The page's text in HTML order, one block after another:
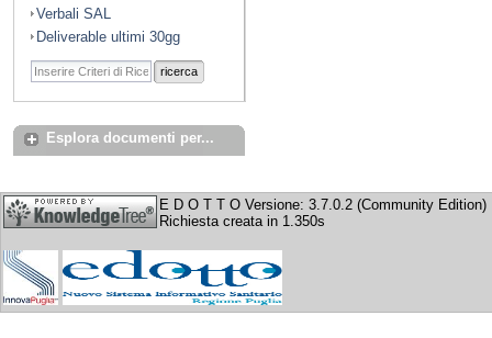
Verbali SAL
Deliverable ultimi 30gg
ricerca
Esplora documenti per...
E D O T T O Versione: 3.7.0.2 (Community Edition)
Richiesta creata in 1.350s